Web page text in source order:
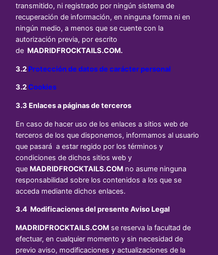
transmitido, ni registrado por ningún sistema de
recuperación de información, en ninguna forma ni en
ningún medio, a menos que se cuente con la
autorización previa, por escrito
de MADRIDFROCKTAILS.COM.
3.2 Protección de datos de carácter personal
3.2Cookies
3.3 Enlaces a páginas de terceros
En caso de hacer uso de los enlaces a sitios web de
terceros de los que disponemos, informamos al usuario
que pasará a estar regido por los términos y
condiciones de dichos sitios web y
que MADRIDFROCKTAILS.COM no asume ninguna
responsabilidad sobre los contenidos a los que se
acceda mediante dichos enlaces.
3.4 Modificaciones del presente Aviso Legal
MADRIDFROCKTAILS.COM se reserva la facultad de
efectuar, en cualquier momento y sin necesidad de
previo aviso, modificaciones y actualizaciones de la